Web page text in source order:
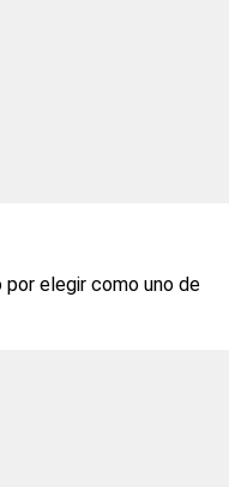
elegir como uno de